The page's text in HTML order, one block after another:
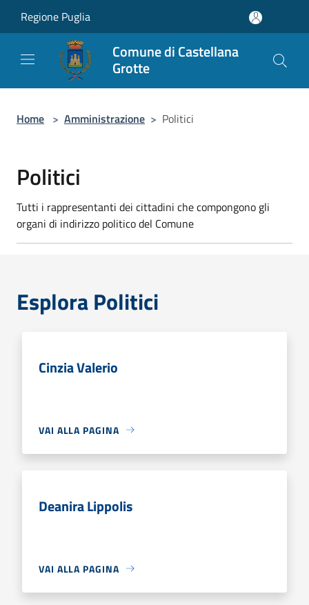
Regione Puglia
Comune di Castellana
Grotte
Home > Amministrazione > Politici
Politici
Tutti i rappresentanti dei cittadini che compongono gli
organi di indirizzo politico del Comune
Esplora Politici
Cinzia Valerio
VAI ALLA PAGINA
Deanira Lippolis
VAI ALLA PAGINA